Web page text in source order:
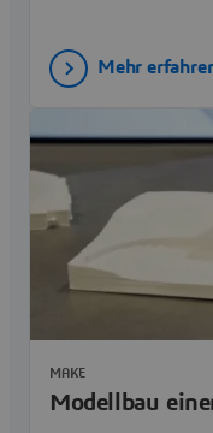
Mehr
Modellbau
MAKE